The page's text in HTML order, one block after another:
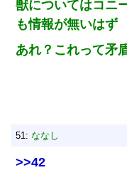
獣についてはコニ
も情報が無いはず
あれ？これって矛
51: ななし
>>42